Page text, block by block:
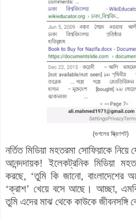
(গুগলের স্ক্রিণশট)
নর্তিত মিডিয়া মহতরমা সোফিয়াকে নিয়ে
আনন্দদায়ক! ইলেকট্রনিক মিডিয়া
করছে, ‘তুমি কি জানো, বাংলাদেশের
‘ক্রাশ’ খেয়ে বসে আছে। আচ্ছা,
তুমি এদের মাঝ থেকে কাউকে জীবনসঙ্গি